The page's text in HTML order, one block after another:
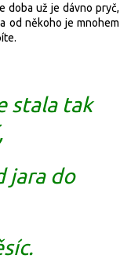
doba už je dávno pryč,
od někoho je mnohem
stala tak
jara do